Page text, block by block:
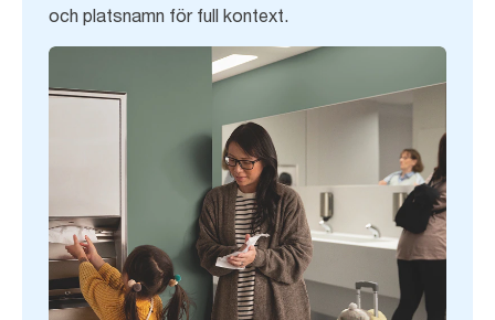
och platsnamn för full kontext.